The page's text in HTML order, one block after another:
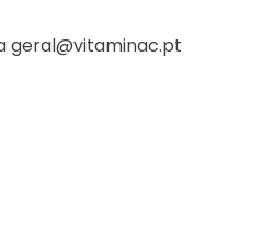
geral@vitaminac.pt